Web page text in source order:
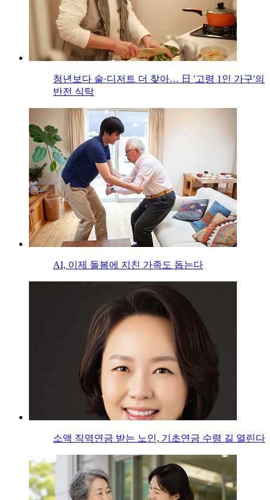
청년보다 술·디저트 더 찾아… 日 '고령 1인 가구'의
반전 식탁
AI, 이제 돌봄에 지친 가족도 돕는다
소액 직역연금 받는 노인, 기초연금 수령 길 열린다